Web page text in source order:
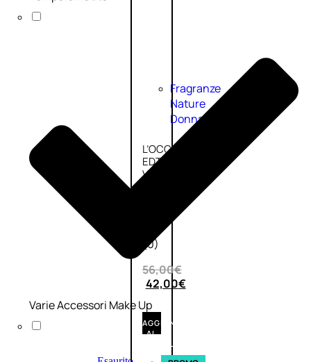
Fragranze
Nature
Donna
L’OCCITANE
EDT
VERBENA
(0)
56,00€
42,00€
AGGIUNGI
AL
CARRELLO
Varie Accessori Make Up